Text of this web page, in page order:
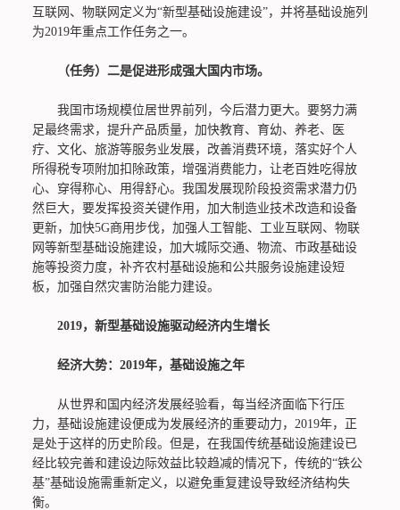
互联网、物联网定义为“新型基础设施建设”，并将基础设施列
为2019年重点工作任务之一。
（任务）二是促进形成强大国内市场。
我国市场规模位居世界前列，今后潜力更大。要努力满
足最终需求，提升产品质量，加快教育、育幼、养老、医
疗、文化、旅游等服务业发展，改善消费环境，落实好个人
所得税专项附加扣除政策，增强消费能力，让老百姓吃得放
心、穿得称心、用得舒心。我国发展现阶段投资需求潜力仍
然巨大，要发挥投资关键作用，加大制造业技术改造和设备
更新，加快5G商用步伐，加强人工智能、工业互联网、物联
网等新型基础设施建设，加大城际交通、物流、市政基础设
施等投资力度，补齐农村基础设施和公共服务设施建设短
板，加强自然灾害防治能力建设。
2019，新型基础设施驱动经济内生增长
经济大势：2019年，基础设施之年
从世界和国内经济发展经验看，每当经济面临下行压
力，基础设施建设便成为发展经济的重要动力，2019年，正
是处于这样的历史阶段。但是，在我国传统基础设施建设已
经比较完善和建设边际效益比较趋减的情况下，传统的“铁公
基”基础设施需重新定义，以避免重复建设导致经济结构失
衡。